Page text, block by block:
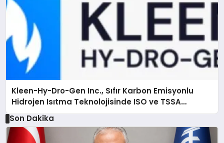
Kleen-Hy-Dro-Gen Inc., Sıfır Karbon Emisyonlu
Hidrojen Isıtma Teknolojisinde ISO ve TSSA
Düzenleyici Onaylarını Aldı
Son Dakika